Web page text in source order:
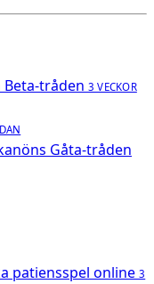
Beta-tråden 3 VECKOR
Gåta-tråden
patiensspel online 3